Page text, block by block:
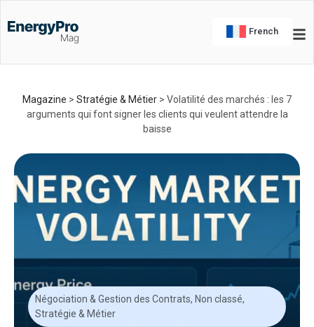
French
Magazine > Stratégie & Métier > Volatilité des marchés : les 7
arguments qui font signer les clients qui veulent attendre la
baisse
Négociation & Gestion des Contrats, Non classé,
Stratégie & Métier